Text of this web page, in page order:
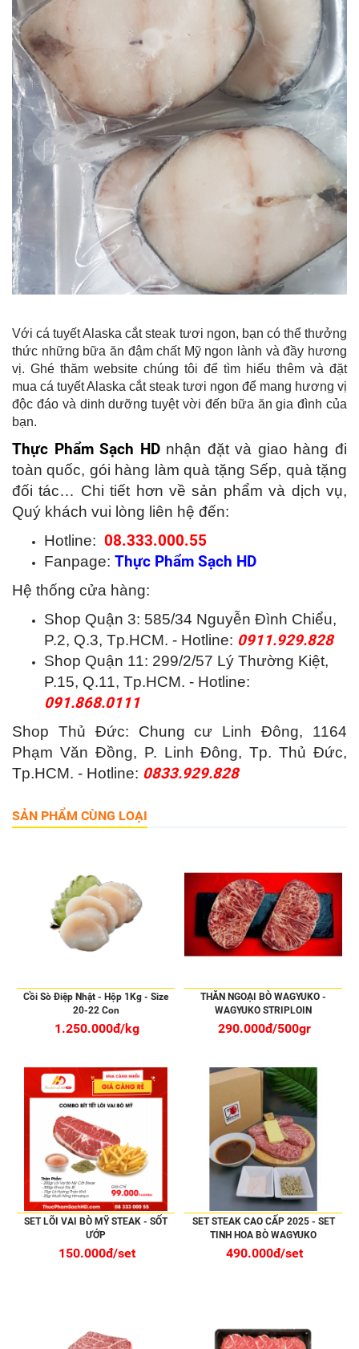
Với cá tuyết Alaska cắt steak tươi ngon, bạn có thể thưởng
thức những bữa ăn đậm chất Mỹ ngon lành và đầy hương
vị. Ghé thăm website chúng tôi để tìm hiểu thêm và đặt
mua cá tuyết Alaska cắt steak tươi ngon để mang hương vị
độc đáo và dinh dưỡng tuyệt vời đến bữa ăn gia đình của
bạn.
Thực Phẩm Sạch HDnhận đặt và giao hàng đi
toàn quốc, gói hàng làm quà tặng Sếp, quà tặng
đối tác… Chi tiết hơn về sản phẩm và dịch vụ,
Quý khách vui lòng liên hệ đến:
Hotline: 08.333.000.55
Fanpage: Thực Phẩm Sạch HD
Hệ thống cửa hàng:
Shop Quận 3: 585/34 Nguyễn Đình Chiểu,
P.2, Q.3, Tp.HCM. - Hotline: 0911.929.828
Shop Quận 11: 299/2/57 Lý Thường Kiệt,
P.15, Q.11, Tp.HCM. - Hotline:
091.868.0111
Shop Thủ Đức: Chung cư Linh Đông, 1164
Phạm Văn Đồng, P. Linh Đông, Tp. Thủ Đức,
Tp.HCM. - Hotline: 0833.929.828
SẢN PHẨM CÙNG LOẠI
Cồi Sò Điệp Nhật - Hộp 1Kg - Size
20-22 Con
1.250.000đ/kg
THĂN NGOẠI BÒ WAGYUKO -
WAGYUKO STRIPLOIN
290.000đ/500gr
SET LÕI VAI BÒ MỸ STEAK - SỐT
ƯỚP
150.000đ/set
SET STEAK CAO CẤP 2025 - SET
TINH HOA BÒ WAGYUKO
490.000đ/set